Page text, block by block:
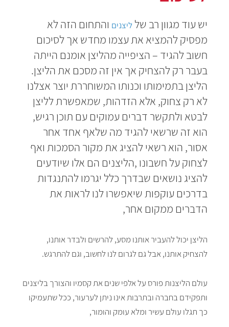
יש עוד מגוון רב שלליצנים והתחום הזה לא
מפסיק להמציא את עצמו מחדש אך לסיכום
חשוב להגיד – הציפייה מהליצן אומנם הייתה
בעבר רק להצחיק אך אין זה מסכם את הליצן.
הליצן בתמימותו וכנותו המשוחררת יוצר אצלנו
לא רק צחוק, אלא הזדהות, שמאפשרת לליצן
לבטא ולתקשר דברים עמוקים עם תוכן רגיש,
הוא זה שרשאי להגיד מה שלאף אחד אחר
אסור, הוא רשאי להציג את מקור הסמכות ואף
לצחוק על חשבונו ,הליצנים הם אלו שיודעים
להציג נושאים שבדרך כלל יגרמו להתנגדות
בדרכים עוקפות שיאפשרו לנו לראות את
הדברים ממקום אחר,
הליצן יכול להעביר אותנו מסע, להרשים ולבדר אותנו,
להצחיק אותנו, אבל גם לגרום לנו לחשוב, וגם להתרגש.
עולם הליצנות פורס על אלפי שנים את קסמיו והצורך בליצנים
ותפקידם בחברה ובתרבות אינו ניתן לערעור, ככל שתעמיקו
כך תגלו עולם עשיר ומלא עומק והומור,